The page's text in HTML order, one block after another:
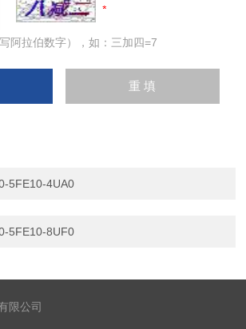
阿拉伯数字），如：三加四=7
5FE10-4UA0
5FE10-8UF0
限公司